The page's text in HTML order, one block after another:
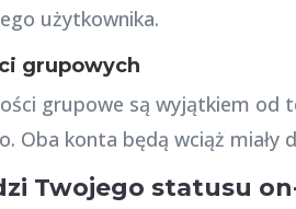
użytkownika.
grupowych
grupowe są wyjątkiem od
Oba konta będą wciąż
Twojego statusu